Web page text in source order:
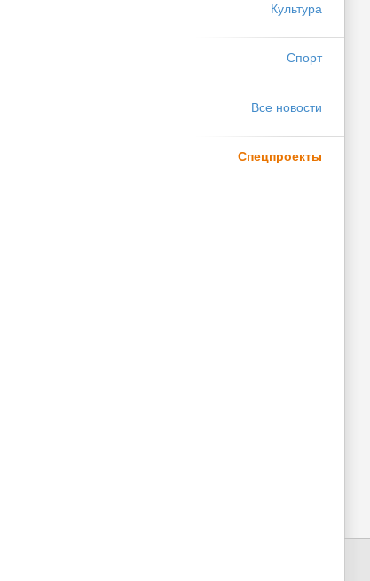
Культура
Спорт
Все новости
Спецпроекты